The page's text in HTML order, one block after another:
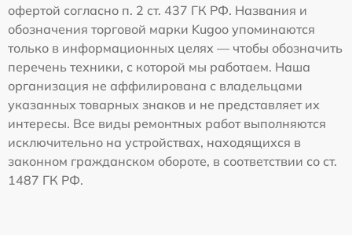
офертой согласно п. 2 ст. 437 ГК РФ. Названия и
обозначения торговой марки Kugoo упоминаются
только в информационных целях — чтобы обозначить
перечень техники, с которой мы работаем. Наша
организация не аффилирована с владельцами
указанных товарных знаков и не представляет их
интересы. Все виды ремонтных работ выполняются
исключительно на устройствах, находящихся в
законном гражданском обороте, в соответствии со ст.
1487 ГК РФ.